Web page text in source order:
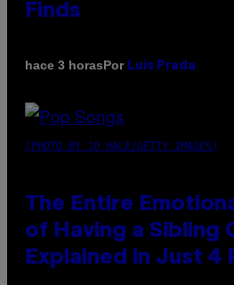
Finds
hace 3 horasPor Luis Prada
(PHOTO BY JO HALE/GETTY IMAGES)
The Entire
of Having a Sibling
Explained in Just 4